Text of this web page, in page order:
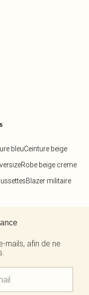
bleuCeinture beige
Robe beige creme
Blazer militaire
mails, afin de ne